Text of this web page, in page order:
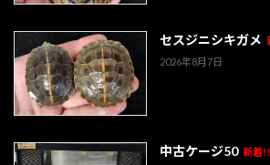
セスジニシキガメ
2026年8月7日
中古ケージ50 新着!!